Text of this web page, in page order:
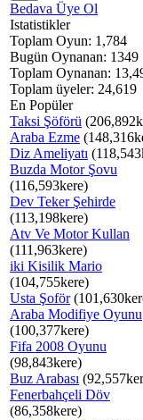
Bedava Üye Ol
Istatistikler
Toplam Oyun: 1,784
Bugün Oynanan: 1349
Toplam Oynanan:
Toplam üyeler: 24,619
En Popüler
Taksi Şöförü
Araba Ezme
Diz Ameliyatı
Buzda Motor Şovu
(116,593kere)
Dev Teker Şehirde
(113,198kere)
Atv Ve Motor Kullan
(111,963kere)
iki Kisilik Mario
(104,755kere)
Usta Şoför
Araba Modifiye Oyunu
(100,377kere)
Fifa 2008 Oyunu
(98,843kere)
Buz Arabası
Fenerbahçeli Döv
(86,358kere)